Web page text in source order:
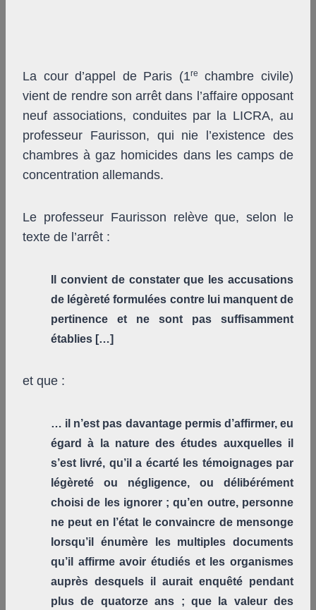
La cour d’appel de Paris (1re
chambre civile)
vient de rendre son arrêt dans l’affaire opposant
neuf associations, conduites par la LICRA, au
professeur Faurisson, qui nie l’existence des
chambres à gaz homicides dans les camps de
concentration allemands.
Le professeur Faurisson relève que, selon le
texte de l’arrêt :
Il convient de constater que les accusations
de légèreté formulées contre lui manquent de
pertinence et ne sont pas suffisamment
établies […]
et que :
… il n’est pas davantage permis d’affirmer, eu
égard à la nature des études auxquelles il
s’est livré, qu’il a écarté les témoignages par
légèreté ou négligence, ou délibérément
choisi de les ignorer ; qu’en outre, personne
ne peut en l’état le convaincre de mensonge
lorsqu’il énumère les multiples documents
qu’il affirme avoir étudiés et les organismes
auprès desquels il aurait enquêté pendant
plus de quatorze ans ; que la valeur des